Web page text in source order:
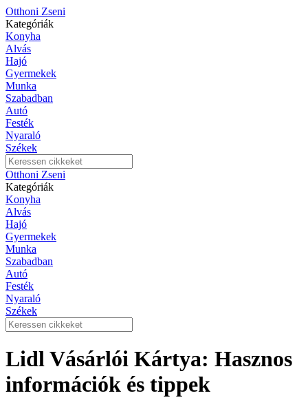
Otthoni Zseni
Kategóriák
Konyha
Alvás
Hajó
Gyermekek
Munka
Szabadban
Autó
Festék
Nyaraló
Székek
Otthoni Zseni
Kategóriák
Konyha
Alvás
Hajó
Gyermekek
Munka
Szabadban
Autó
Festék
Nyaraló
Székek
Lidl Vásárlói Kártya: Hasznos
információk és tippek